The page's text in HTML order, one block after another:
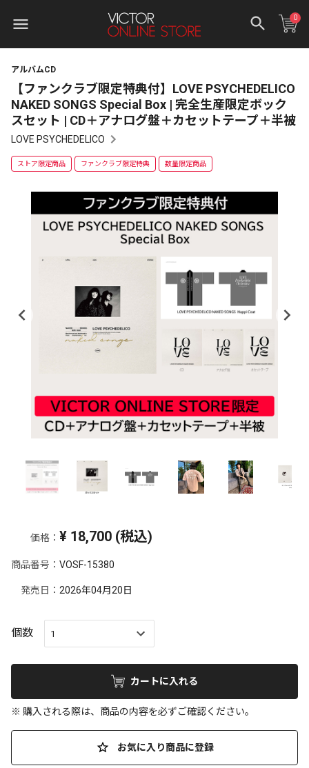
0
アルバムCD
【ファンクラブ限定特典付】LOVE PSYCHEDELICO
NAKED SONGS Special Box | 完全生産限定ボック
スセット | CD＋アナログ盤＋カセットテープ＋半被
LOVE PSYCHEDELICO
ストア限定商品 ファンクラブ限定特典 数量限定商品
価格： ¥ 18,700 (税込)
商品番号： VOSF-15380
発売日： 2026年04月20日
個数
カートに入れる
※ 購入される際は、商品の内容を必ずご確認ください。
お気に入り商品に登録